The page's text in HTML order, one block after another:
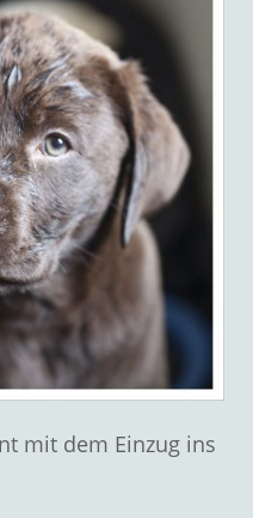
mit dem Einzug ins